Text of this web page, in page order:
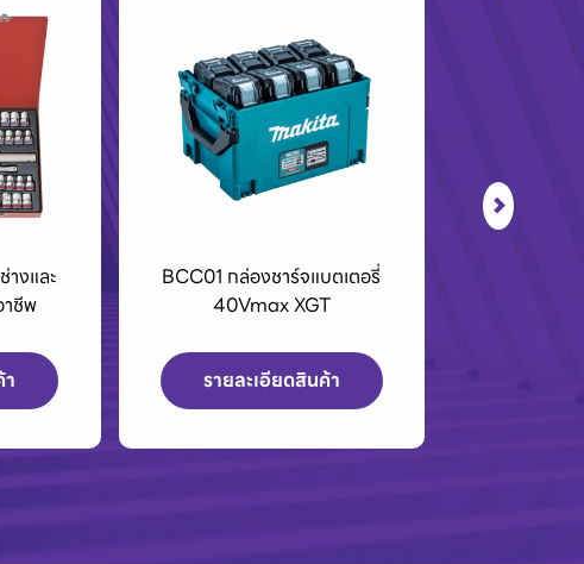
BCC01 กล่องชาร์จแบตเตอรี่
รายละเอียดสินค้า
เครื่องPOLO เครื่องฉีดน้ำแรงดัน
รายละเอียดสินค้า